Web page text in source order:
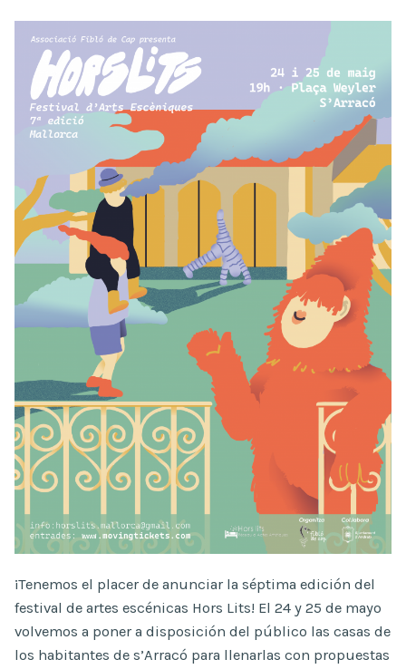
¡Tenemos el placer de anunciar la séptima edición del
festival de artes escénicas Hors Lits! El 24 y 25 de mayo
volvemos a poner a disposición del público las casas de
los habitantes de s’Arracó para llenarlas con propuestas